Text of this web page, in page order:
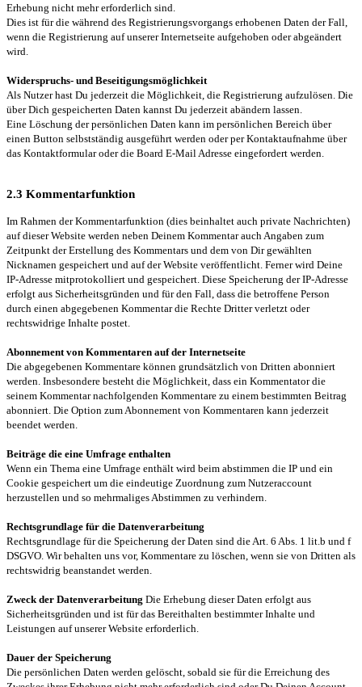
Erhebung nicht mehr erforderlich sind.
Dies ist für die während des Registrierungsvorgangs erhobenen Daten der Fall,
wenn die Registrierung auf unserer Internetseite aufgehoben oder abgeändert
wird.
Widerspruchs- und Beseitigungsmöglichkeit
Als Nutzer hast Du jederzeit die Möglichkeit, die Registrierung aufzulösen. Die
über Dich gespeicherten Daten kannst Du jederzeit abändern lassen.
Eine Löschung der persönlichen Daten kann im persönlichen Bereich über
einen Button selbstständig ausgeführt werden oder per Kontaktaufnahme über
das Kontaktformular oder die Board E-Mail Adresse eingefordert werden.
2.3 Kommentarfunktion
Im Rahmen der Kommentarfunktion (dies beinhaltet auch private Nachrichten)
auf dieser Website werden neben Deinem Kommentar auch Angaben zum
Zeitpunkt der Erstellung des Kommentars und dem von Dir gewählten
Nicknamen gespeichert und auf der Website veröffentlicht. Ferner wird Deine
IP-Adresse mitprotokolliert und gespeichert. Diese Speicherung der IP-Adresse
erfolgt aus Sicherheitsgründen und für den Fall, dass die betroffene Person
durch einen abgegebenen Kommentar die Rechte Dritter verletzt oder
rechtswidrige Inhalte postet.
Abonnement von Kommentaren auf der Internetseite
Die abgegebenen Kommentare können grundsätzlich von Dritten abonniert
werden. Insbesondere besteht die Möglichkeit, dass ein Kommentator die
seinem Kommentar nachfolgenden Kommentare zu einem bestimmten Beitrag
abonniert. Die Option zum Abonnement von Kommentaren kann jederzeit
beendet werden.
Beiträge die eine Umfrage enthalten
Wenn ein Thema eine Umfrage enthält wird beim abstimmen die IP und ein
Cookie gespeichert um die eindeutige Zuordnung zum Nutzeraccount
herzustellen und so mehrmaliges Abstimmen zu verhindern.
Rechtsgrundlage für die Datenverarbeitung
Rechtsgrundlage für die Speicherung der Daten sind die Art. 6 Abs. 1 lit.b und f
DSGVO. Wir behalten uns vor, Kommentare zu löschen, wenn sie von Dritten als
rechtswidrig beanstandet werden.
Zweck der Datenverarbeitung Die Erhebung dieser Daten erfolgt aus
Sicherheitsgründen und ist für das Bereithalten bestimmter Inhalte und
Leistungen auf unserer Website erforderlich.
Dauer der Speicherung
Die persönlichen Daten werden gelöscht, sobald sie für die Erreichung des